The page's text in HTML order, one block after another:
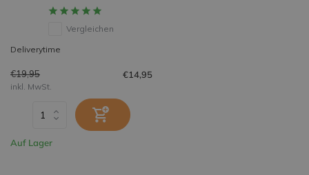
Vergleichen
Deliverytime
€19,95 €14,95
inkl. MwSt.
Auf Lager